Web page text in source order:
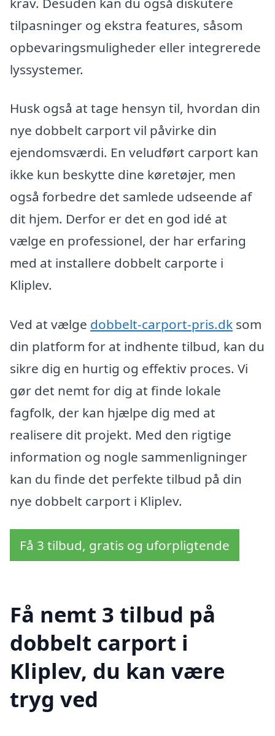
tilpasninger og ekstra features, såsom
opbevaringsmuligheder eller integrerede
lyssystemer.
Husk også at tage hensyn til, hvordan din
nye dobbelt carport vil påvirke din
ejendomsværdi. En veludført carport kan
ikke kun beskytte dine køretøjer, men
også forbedre det samlede udseende af
dit hjem. Derfor er det en god idé at
vælge en professionel, der har erfaring
med at installere dobbelt carporte i
Kliplev.
Ved at vælge dobbelt-carport-pris.dk som
din platform for at indhente tilbud, kan du
sikre dig en hurtig og effektiv proces. Vi
gør det nemt for dig at finde lokale
fagfolk, der kan hjælpe dig med at
realisere dit projekt. Med den rigtige
information og nogle sammenligninger
kan du finde det perfekte tilbud på din
nye dobbelt carport i Kliplev.
Få 3 tilbud, gratis og uforpligtende
Få nemt 3 tilbud på
dobbelt carport i
Kliplev, du kan være
tryg ved